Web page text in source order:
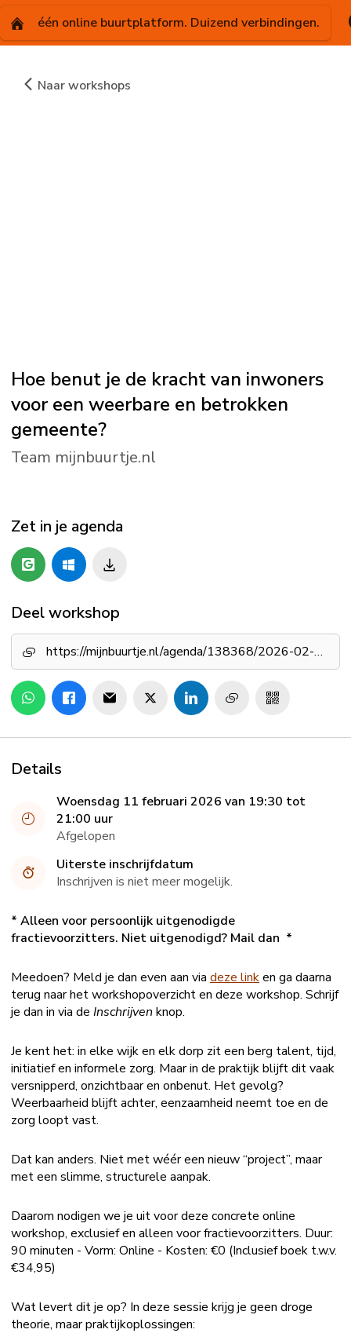
één online buurtplatform. Duizend verbindingen.
Naar workshops
Hoe benut je de kracht van inwoners
voor een weerbare en betrokken
gemeente?
Team mijnbuurtje.nl
Zet in je agenda
Deel workshop
https://mijnbuurtje.nl/agenda/138368/2026-02-11/hoe-benut-je-de-kracht-van-inwoners-voor-een-weerbare-en-betrokken-gemeente
Details
Woensdag 11 februari 2026 van 19:30 tot
21:00 uur
Afgelopen
Uiterste inschrijfdatum
Inschrijven is niet meer mogelijk.
* Alleen voor persoonlijk uitgenodigde
fractievoorzitters. Niet uitgenodigd? Mail dan *
Meedoen? Meld je dan even aan via deze linken ga daarna
terug naar het workshopoverzicht en deze workshop. Schrijf
je dan in via de Inschrijven knop.
Je kent het: in elke wijk en elk dorp zit een berg talent, tijd,
initiatief en informele zorg. Maar in de praktijk blijft dit vaak
versnipperd, onzichtbaar en onbenut. Het gevolg?
Weerbaarheid blijft achter, eenzaamheid neemt toe en de
zorg loopt vast.
Dat kan anders. Niet met wéér een nieuw “project”, maar
met een slimme, structurele aanpak.
Daarom nodigen we je uit voor deze concrete online
workshop, exclusief en alleen voor fractievoorzitters. Duur:
90 minuten - Vorm: Online - Kosten: €0 (Inclusief boek t.w.v.
€34,95)
Wat levert dit je op? In deze sessie krijg je geen droge
theorie, maar praktijkoplossingen: